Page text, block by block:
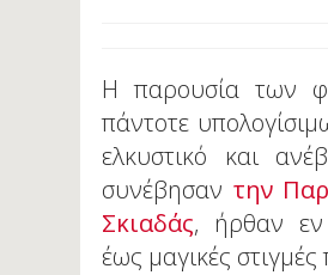
Η παρουσία των
πάντοτε
ελκυστικό και
συνέβησαν την
Σκιαδάς, ήρθαν εν
έως μαγικές